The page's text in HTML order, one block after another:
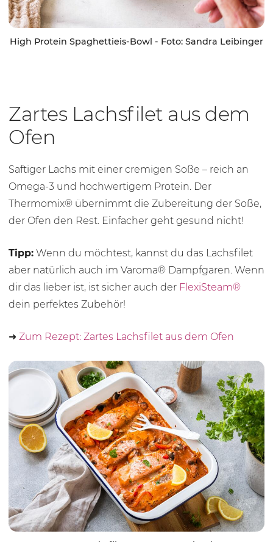
High Protein Spaghettieis-Bowl - Foto: Sandra Leibinger
Zartes Lachsfilet aus dem
Ofen
Saftiger Lachs mit einer cremigen Soße – reich an
Omega-3 und hochwertigem Protein. Der
Thermomix® übernimmt die Zubereitung der Soße,
der Ofen den Rest. Einfacher geht gesund nicht!
Tipp: Wenn du möchtest, kannst du das Lachsfilet
aber natürlich auch im Varoma® Dampfgaren. Wenn
dir das lieber ist, ist sicher auch der FlexiSteam®
dein perfektes Zubehör!
➜ Zum Rezept: Zartes Lachsfilet aus dem Ofen